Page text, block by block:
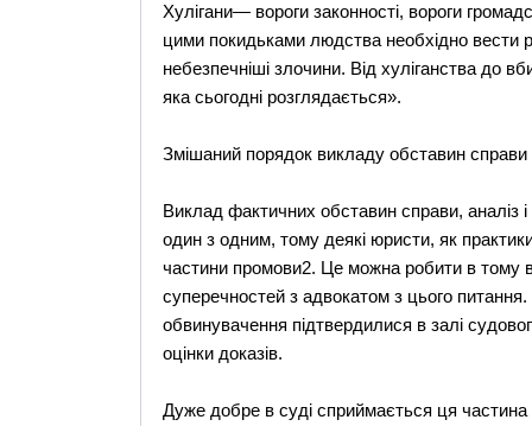
Хулігани— вороги законності, вороги
цими покидьками людства необхідно вести
небезпечніші злочини. Від хуліганства до
яка сьогодні розглядається».
Змішаний порядок викладу обставин
Виклад фактичних обставин справи, аналіз і
один з одним, тому деякі юристи, як
частини промови2. Це можна робити в тому
суперечностей з адвокатом з цього
обвинувачення підтвердилися в залі
оцінки доказів.
Дуже добре в суді сприймається ця